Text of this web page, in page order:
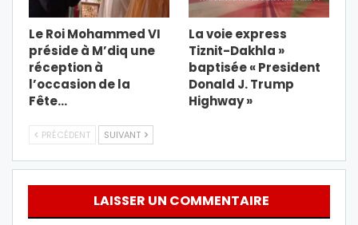
Le Roi Mohammed VI
préside à M’diq une
réception à
l’occasion de la
Fête…
La voie express
Tiznit-Dakhla »
baptisée « President
Donald J. Trump
Highway »
PRÉCÉDENT SUIVANT
LAISSER UN COMMENTAIRE